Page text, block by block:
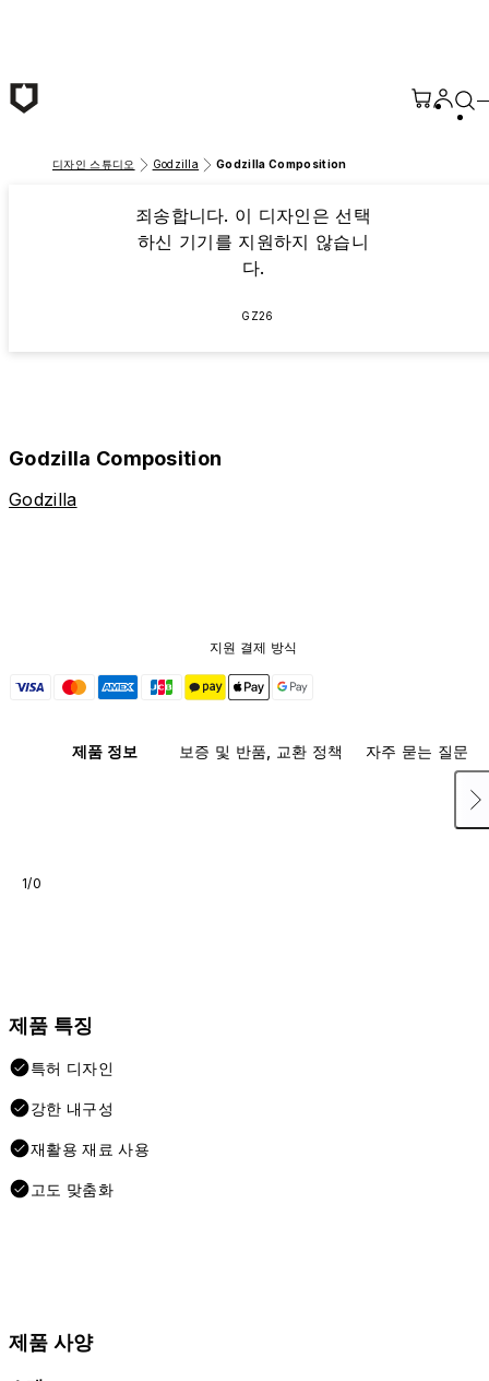
디자인 스튜디오 Godzilla Godzilla Composition
죄송합니다. 이 디자인은 선택
하신 기기를 지원하지 않습니
다.
GZ26
Godzilla Composition
Godzilla
지원 결제 방식
제품 정보 보증 및 반품, 교환 정책 자주 묻는 질문
1/0
제품 특징
특허 디자인
강한 내구성
재활용 재료 사용
고도 맞춤화
제품 사양